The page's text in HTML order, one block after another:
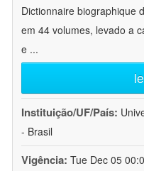
Dictionnaire biographique
em 44 volumes, levado a
e ...
Instituição/UF/País:
- Brasil
Vigência: Tue Dec 05